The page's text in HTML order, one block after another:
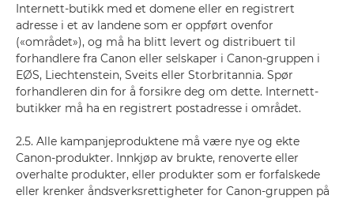
Internett-butikk med et domene eller en registrert
adresse i et av landene som er oppført ovenfor
(«området»), og må ha blitt levert og distribuert til
forhandlere fra Canon eller selskaper i Canon-gruppen i
EØS, Liechtenstein, Sveits eller Storbritannia. Spør
forhandleren din for å forsikre deg om dette. Internett-
butikker må ha en registrert postadresse i området.
2.5. Alle kampanjeproduktene må være nye og ekte
Canon-produkter. Innkjøp av brukte, renoverte eller
overhalte produkter, eller produkter som er forfalskede
eller krenker åndsverksrettigheter for Canon-gruppen på